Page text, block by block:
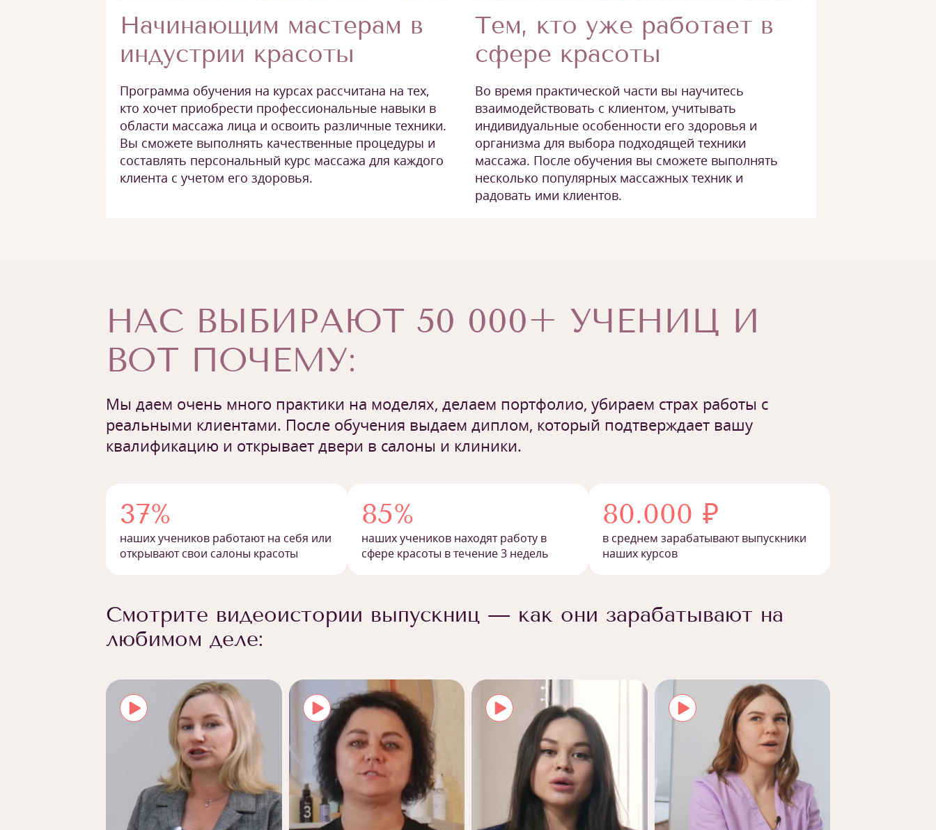
Начинающим мастерам в
индустрии красоты
Программа обучения на курсах рассчитана на тех,
кто хочет приобрести профессиональные навыки в
области массажа лица и освоить различные техники.
Вы сможете выполнять качественные процедуры и
составлять персональный курс массажа для каждого
клиента с учетом его здоровья.
Тем, кто уже работает в
сфере красоты
Во время практической части вы научитесь
взаимодействовать с клиентом, учитывать
индивидуальные особенности его здоровья и
организма для выбора подходящей техники
массажа. После обучения вы сможете выполнять
несколько популярных массажных техник и
радовать ими клиентов.
НАС ВЫБИРАЮТ 50 000+ УЧЕНИЦ И
ВОТ ПОЧЕМУ:
Мы даем очень много практики на моделях, делаем портфолио, убираем страх работы с
реальными клиентами. После обучения выдаем диплом, который подтверждает вашу
квалификацию и открывает двери в салоны и клиники.
37%
наших учеников работают на себя или
открывают свои салоны красоты
85%
наших учеников находят работу в
сфере красоты в течение 3 недель
80.000 ₽
в среднем зарабатывают выпускники
наших курсов
Смотрите видеоистории выпускниц — как они зарабатывают на
любимом деле: